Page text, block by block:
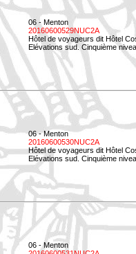
06 - Menton
20160600529NUC2A
Hôtel de voyageurs dit Hôtel
Elévations sud. Cinquième
06 - Menton
20160600530NUC2A
Hôtel de voyageurs dit Hôtel
Elévations sud. Cinquième
06 - Menton